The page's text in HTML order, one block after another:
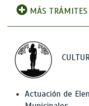
MÁS TRÁMITES
Actuación de